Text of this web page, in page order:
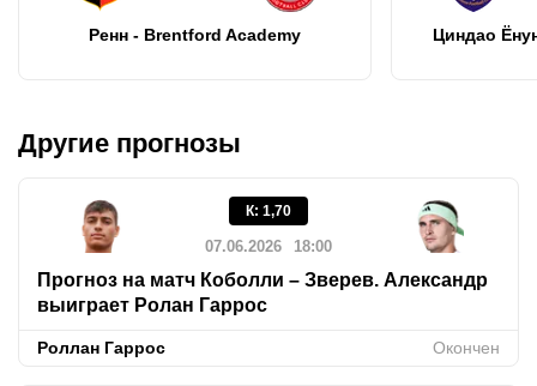
Ренн - Brentford Academy Циндао
Другие прогнозы
К: 1,70
07.06.2026 18:00
Прогноз на матч Коболли – Зверев. Александр
выиграет Ролан Гаррос
Роллан Гаррос Окончен